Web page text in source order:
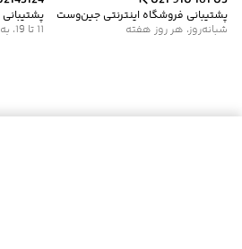
پشتیبانی فروشگاه اینترنتی جین‌وست
شبانه‌روز، هر روز هفته
11 تا 19، به جز روزهای تعطیل